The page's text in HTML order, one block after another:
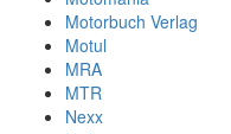
Motorbuch Verlag
Motul
MRA
MTR
Nexx